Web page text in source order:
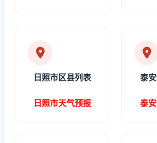
日照市区县列表
日照市天气预报
泰
泰